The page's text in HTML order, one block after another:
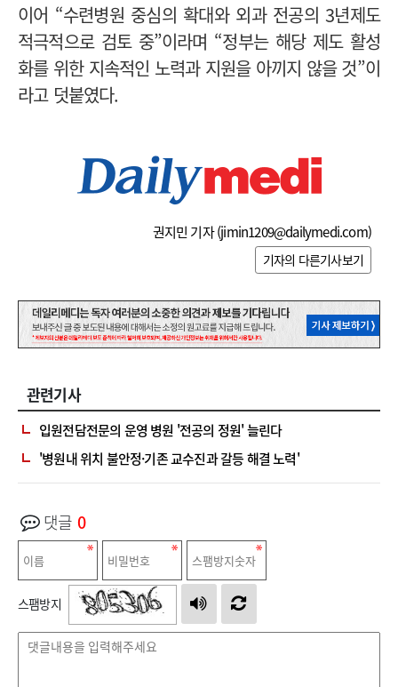
이어 “수련병원 중심의 확대와 외과 전공의 3년제도
적극적으로 검토 중”이라며 “정부는 해당 제도 활성
화를 위한 지속적인 노력과 지원을 아끼지 않을 것”이
라고 덧붙였다.
권지민 기자 (jimin1209@dailymedi.com)
기자의 다른기사보기
관련기사
입원전담전문의 운영 병원 '전공의 정원' 늘린다
'병원내 위치 불안정·기존 교수진과 갈등 해결 노력'
댓글 0
스팸방지